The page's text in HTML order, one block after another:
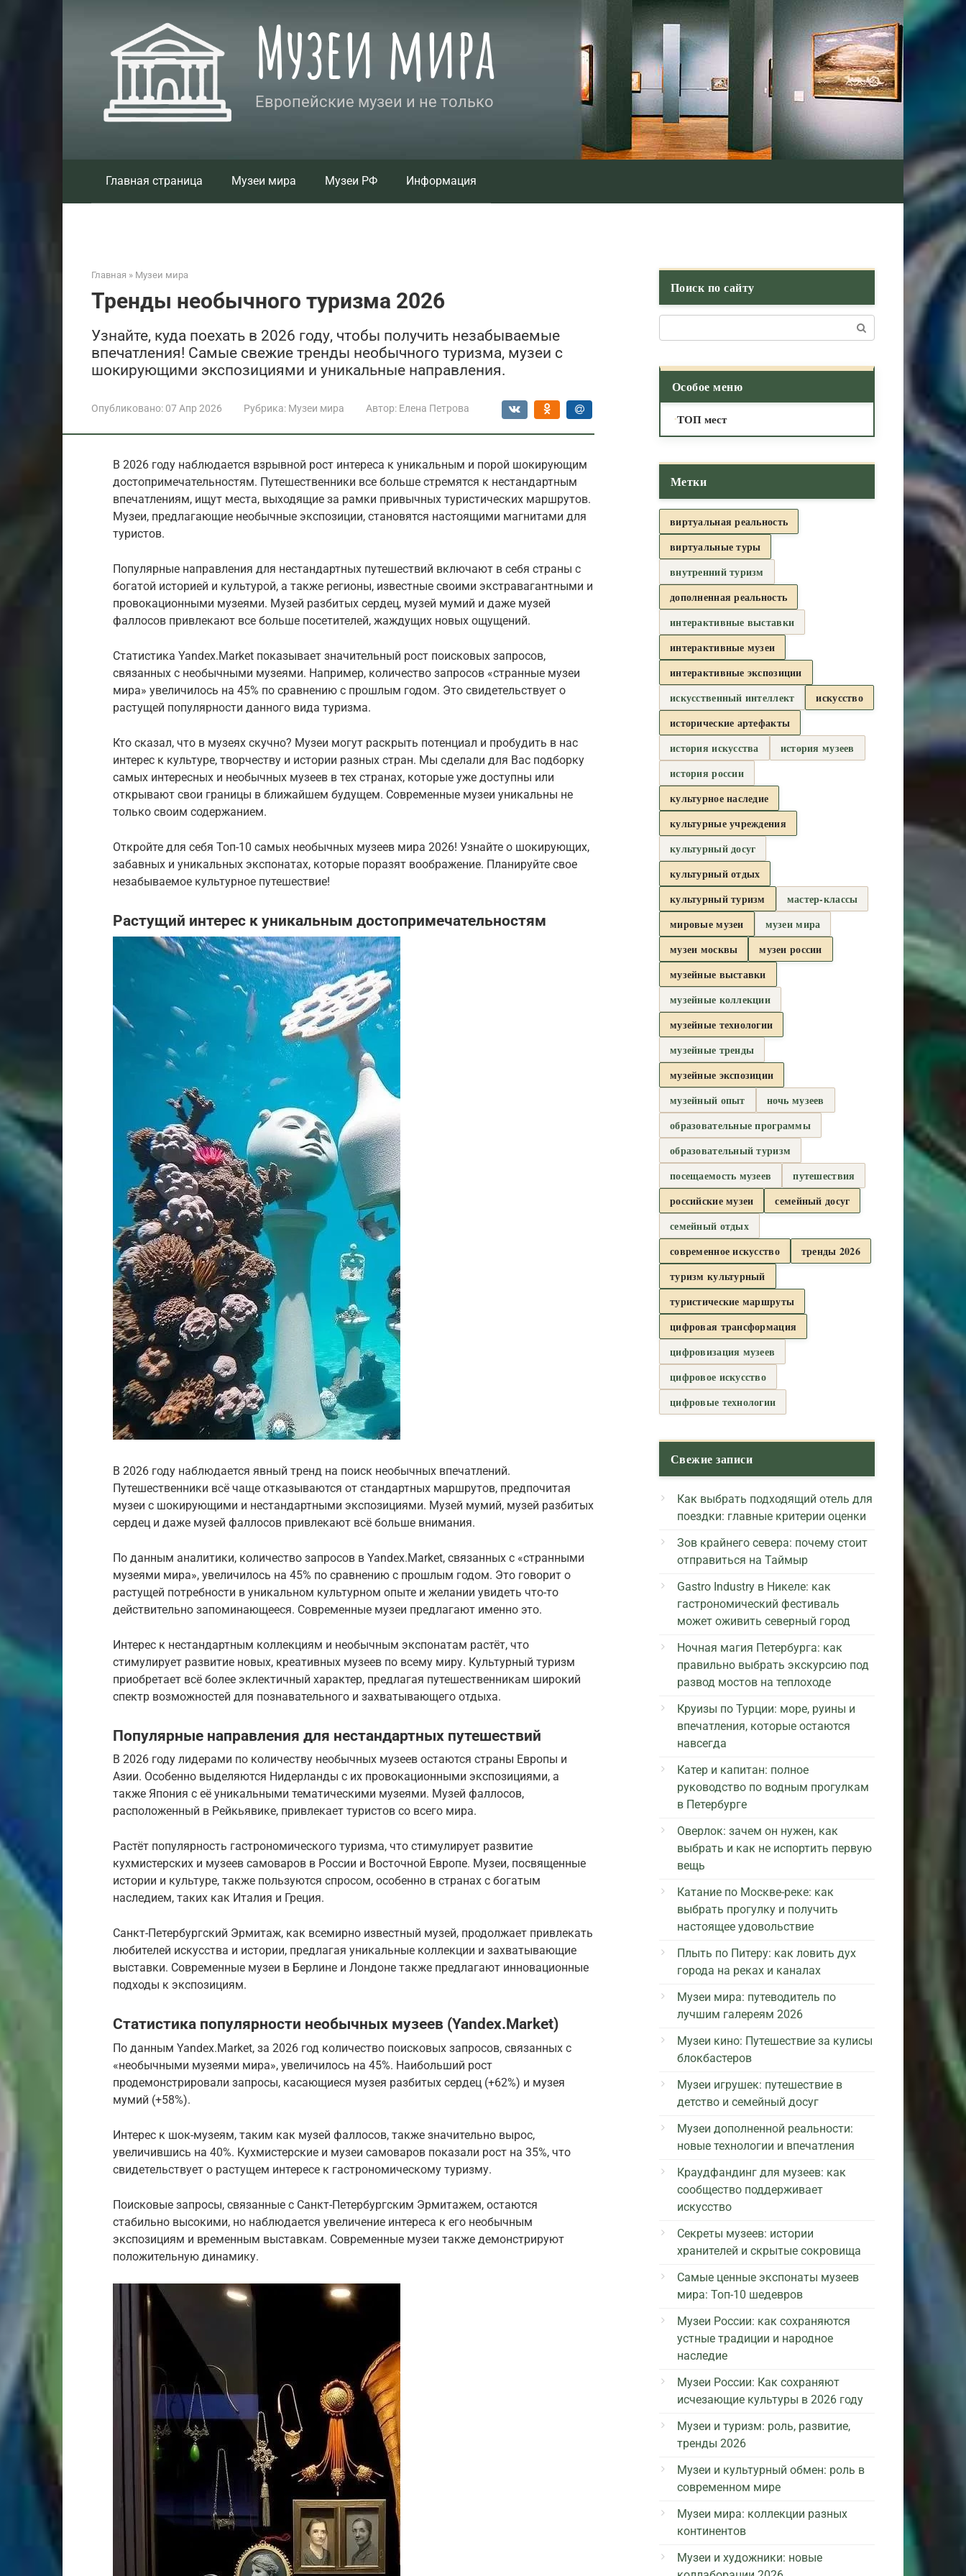
Музеи мира
Европейские музеи и не только
Главная страница Музеи мира Музеи РФ Информация
Главная » Музеи мира
Тренды необычного туризма 2026
Узнайте, куда поехать в 2026 году, чтобы получить незабываемые
впечатления! Самые свежие тренды необычного туризма, музеи с
шокирующими экспозициями и уникальные направления.
Опубликовано: 07 Апр 2026 Рубрика: Музеи мира Автор: Елена Петрова
В 2026 году наблюдается взрывной рост интереса к уникальным и порой шокирующим
достопримечательностям. Путешественники все больше стремятся к нестандартным
впечатлениям, ищут места, выходящие за рамки привычных туристических маршрутов.
Музеи, предлагающие необычные экспозиции, становятся настоящими магнитами для
туристов.
Популярные направления для нестандартных путешествий включают в себя страны с
богатой историей и культурой, а также регионы, известные своими экстравагантными и
провокационными музеями. Музей разбитых сердец, музей мумий и даже музей
фаллосов привлекают все больше посетителей, жаждущих новых ощущений.
Статистика Yandex.Market показывает значительный рост поисковых запросов,
связанных с необычными музеями. Например, количество запросов «странные музеи
мира» увеличилось на 45% по сравнению с прошлым годом. Это свидетельствует о
растущей популярности данного вида туризма.
Кто сказал, что в музеях скучно? Музеи могут раскрыть потенциал и пробудить в нас
интерес к культуре, творчеству и истории разных стран. Мы сделали для Вас подборку
самых интересных и необычных музеев в тех странах, которые уже доступны или
открывают свои границы в ближайшем будущем. Современные музеи уникальны не
только своим содержанием.
Откройте для себя Топ-10 самых необычных музеев мира 2026! Узнайте о шокирующих,
забавных и уникальных экспонатах, которые поразят воображение. Планируйте свое
незабываемое культурное путешествие!
Растущий интерес к уникальным достопримечательностям
В 2026 году наблюдается явный тренд на поиск необычных впечатлений.
Путешественники всё чаще отказываются от стандартных маршрутов, предпочитая
музеи с шокирующими и нестандартными экспозициями. Музей мумий, музей разбитых
сердец и даже музей фаллосов привлекают всё больше внимания.
По данным аналитики, количество запросов в Yandex.Market, связанных с «странными
музеями мира», увеличилось на 45% по сравнению с прошлым годом. Это говорит о
растущей потребности в уникальном культурном опыте и желании увидеть что-то
действительно запоминающееся. Современные музеи предлагают именно это.
Интерес к нестандартным коллекциям и необычным экспонатам растёт, что
стимулирует развитие новых, креативных музеев по всему миру. Культурный туризм
приобретает всё более эклектичный характер, предлагая путешественникам широкий
спектр возможностей для познавательного и захватывающего отдыха.
Популярные направления для нестандартных путешествий
В 2026 году лидерами по количеству необычных музеев остаются страны Европы и
Азии. Особенно выделяются Нидерланды с их провокационными экспозициями, а
также Япония с её уникальными тематическими музеями. Музей фаллосов,
расположенный в Рейкьявике, привлекает туристов со всего мира.
Растёт популярность гастрономического туризма, что стимулирует развитие
кухмистерских и музеев самоваров в России и Восточной Европе. Музеи, посвященные
истории и культуре, также пользуются спросом, особенно в странах с богатым
наследием, таких как Италия и Греция.
Санкт-Петербургский Эрмитаж, как всемирно известный музей, продолжает привлекать
любителей искусства и истории, предлагая уникальные коллекции и захватывающие
выставки. Современные музеи в Берлине и Лондоне также предлагают инновационные
подходы к экспозициям.
Статистика популярности необычных музеев (Yandex.Market)
По данным Yandex.Market, за 2026 год количество поисковых запросов, связанных с
«необычными музеями мира», увеличилось на 45%. Наибольший рост
продемонстрировали запросы, касающиеся музея разбитых сердец (+62%) и музея
мумий (+58%).
Интерес к шок-музеям, таким как музей фаллосов, также значительно вырос,
увеличившись на 40%. Кухмистерские и музеи самоваров показали рост на 35%, что
свидетельствует о растущем интересе к гастрономическому туризму.
Поисковые запросы, связанные с Санкт-Петербургским Эрмитажем, остаются
стабильно высокими, но наблюдается увеличение интереса к его необычным
экспозициям и временным выставкам. Современные музеи также демонстрируют
положительную динамику.
Поиск по сайту
Особое меню
ТОП мест
Метки
виртуальная реальность
виртуальные туры
внутренний туризм
дополненная реальность
интерактивные выставки
интерактивные музеи
интерактивные экспозиции
искусственный интеллект
искусство
исторические артефакты
история искусства
история музеев
история россии
культурное наследие
культурные учреждения
культурный досуг
культурный отдых
культурный туризм
мастер-классы
мировые музеи
музеи мира
музеи москвы
музеи россии
музейные выставки
музейные коллекции
музейные технологии
музейные тренды
музейные экспозиции
музейный опыт
ночь музеев
образовательные программы
образовательный туризм
посещаемость музеев
путешествия
российские музеи
семейный досуг
семейный отдых
современное искусство
тренды 2026
туризм культурный
туристические маршруты
цифровая трансформация
цифровизация музеев
цифровое искусство
цифровые технологии
Свежие записи
Как выбрать подходящий отель для
поездки: главные критерии оценки
Зов крайнего севера: почему стоит
отправиться на Таймыр
Gastro Industry в Никеле: как
гастрономический фестиваль
может оживить северный город
Ночная магия Петербурга: как
правильно выбрать экскурсию под
развод мостов на теплоходе
Круизы по Турции: море, руины и
впечатления, которые остаются
навсегда
Катер и капитан: полное
руководство по водным прогулкам
в Петербурге
Оверлок: зачем он нужен, как
выбрать и как не испортить первую
вещь
Катание по Москве-реке: как
выбрать прогулку и получить
настоящее удовольствие
Плыть по Питеру: как ловить дух
города на реках и каналах
Музеи мира: путеводитель по
лучшим галереям 2026
Музеи кино: Путешествие за кулисы
блокбастеров
Музеи игрушек: путешествие в
детство и семейный досуг
Музеи дополненной реальности:
новые технологии и впечатления
Краудфандинг для музеев: как
сообщество поддерживает
искусство
Секреты музеев: истории
хранителей и скрытые сокровища
Самые ценные экспонаты музеев
мира: Топ-10 шедевров
Музеи России: как сохраняются
устные традиции и народное
наследие
Музеи России: Как сохраняют
исчезающие культуры в 2026 году
Музеи и туризм: роль, развитие,
тренды 2026
Музеи и культурный обмен: роль в
современном мире
Музеи мира: коллекции разных
континентов
Музеи и художники: новые